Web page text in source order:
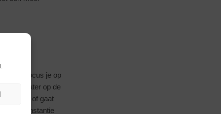
Focus je op
later op de
doet of gaat
eerste instantie